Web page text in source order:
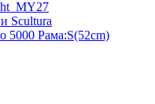
5000 Рама:S(52cm)